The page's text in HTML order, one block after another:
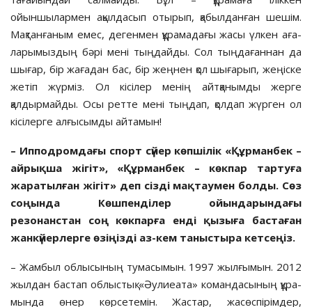
ойыншылармен ақылдасып отырып, қабылданған шешім.
Мақтанғаным емес, дегенмен құрамадағы жасы үлкен аға­
ларымыздың бәрі мені тыңдайды. Сол тыңдағаннан да
шығар, бір жағадан бас, бір жеңнен қол шығарып, жеңіске
жетіп жүр­міз. Ол кісілер менің айтқанымды жерге
қалдырмайды. Осы ретте мені тыңдап, қолдап жүрген ол
кісілерге алғысымды айтамын!
– Ипподромдағы спорт сүйер көп­шілік «Құрманбек –
айрықша жігіт», «Құрманбек – көкпар тартуға
жаратыл­ған жігіт» деп сізді мақтаумен болды. Сөз
соңында Көшпенділер ойын­дарын­да­ғы
резонанстан соң көкпарға енді қы­зыға бастаған
жанкүйерлерге өзіңіз­ді аз-кем таныстыра кетсеңіз.
– Жамбыл облысының тумасымын. 1997 жылғымын. 2012
жылдан бастап об­лыс­тық «Әулиеата» командасының құра­
мын­да өнер көрсетемін. Жастар, жасөс­пі­рімдер,